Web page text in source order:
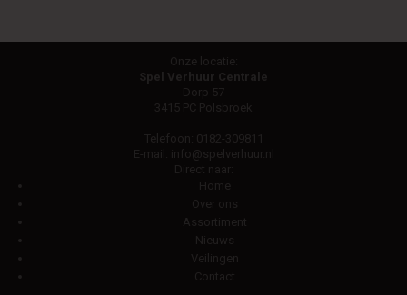
Onze locatie:
Spel Verhuur Centrale
Dorp 57
3415 PC Polsbroek
Telefoon: 0182-309811
E-mail: info@spelverhuur.nl
Direct naar:
Home
Over ons
Assortiment
Nieuws
Veilingen
Contact